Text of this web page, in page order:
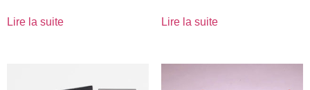
Lire la suite Lire la suite